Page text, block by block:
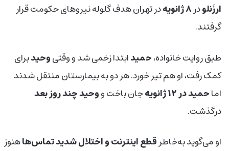
ارزَنلودر۸ژانویهدر تهران هدف گلوله نیروهای حکومت قرار
گرفتند.
طبق روایت خانواده،حمیدابتدا زخمی شد و وقتیوحیدبرای
کمک رفت، او هم تیر خورد. هر دو به بیمارستان منتقل شدند
اماحمید در۱۲ژانویهجان باخت ووحید چند روز بعد
درگذشت.
او می‌گوید به‌خاطرقطع اینترنت و اختلال شدید تماس‌هاهنوز